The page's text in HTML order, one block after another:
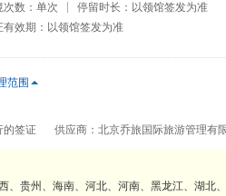
次数：单次
停留时长：以领馆签发为准
有效期：以领馆签发为准
范围
的签证 供应商：北京乔旅国际旅游管理有
、贵州、海南、河北、河南、黑龙江、湖